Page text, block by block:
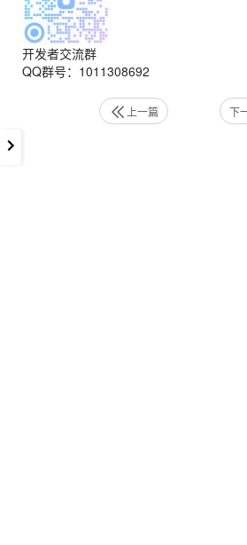
开发者交流群
QQ群号：1011308692
上一篇 下